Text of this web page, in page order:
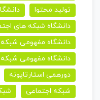
تولید محتوا
دانشگاه شبکه های
دانشگاه مفهومی
دانشگاه مفهومی
دورهمی استارتاپونه
شبکه اجتماعی